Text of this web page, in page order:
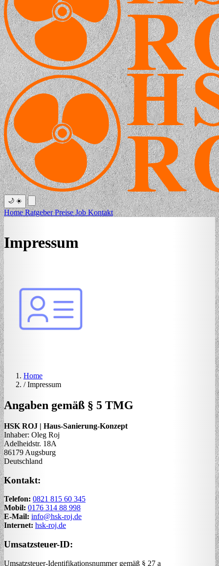
🌙 ☀️
HomeRatgeberPreiseJobKontakt
Impressum
Home
/ Impressum
Angaben gemäß § 5 TMG
HSK ROJ | Haus-Sanierung-Konzept
Inhaber: Oleg Roj
Adelheidstr. 18A
86179 Augsburg
Deutschland
Kontakt:
Telefon: 0821 815 60 345
Mobil: 0176 314 88 998
E-Mail: info@hsk-roj.de
Internet: hsk-roj.de
Umsatzsteuer-ID:
Umsatzsteuer-Identifikationsnummer gemäß § 27 a